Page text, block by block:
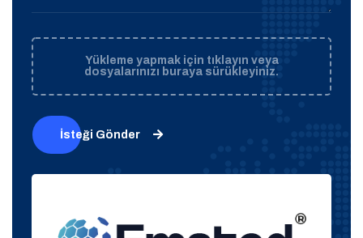
Yükleme yapmak için tıklayın veya
dosyalarınızı buraya sürükleyiniz.
İsteği Gönder